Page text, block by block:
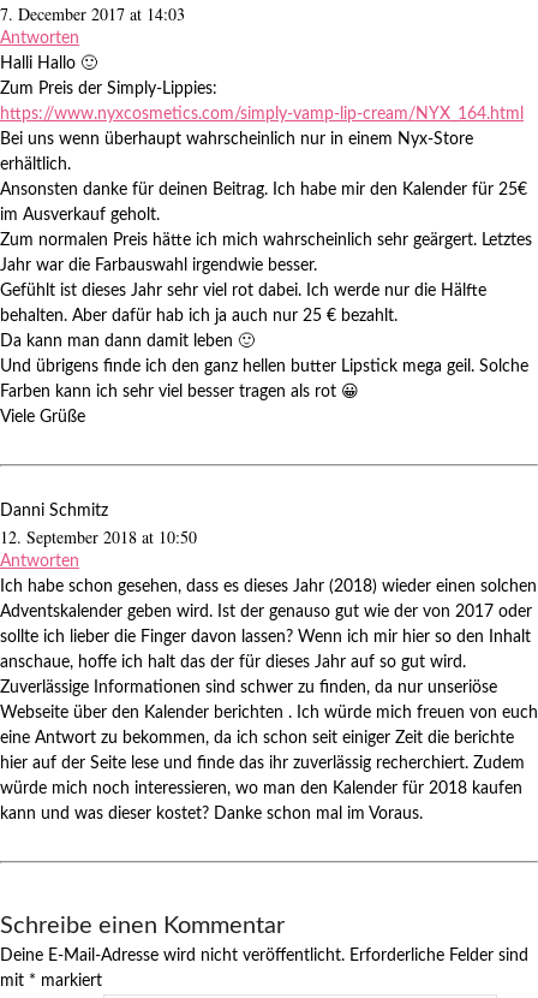
7. December 2017 at 14:03
Antworten
Halli Hallo 🙂
Zum Preis der Simply-Lippies:
https://www.nyxcosmetics.com/simply-vamp-lip-cream/NYX_164.html
Bei uns wenn überhaupt wahrscheinlich nur in einem Nyx-Store
erhältlich.
Ansonsten danke für deinen Beitrag. Ich habe mir den Kalender für 25€
im Ausverkauf geholt.
Zum normalen Preis hätte ich mich wahrscheinlich sehr geärgert. Letztes
Jahr war die Farbauswahl irgendwie besser.
Gefühlt ist dieses Jahr sehr viel rot dabei. Ich werde nur die Hälfte
behalten. Aber dafür hab ich ja auch nur 25 € bezahlt.
Da kann man dann damit leben 🙂
Und übrigens finde ich den ganz hellen butter Lipstick mega geil. Solche
Farben kann ich sehr viel besser tragen als rot 😀
Viele Grüße
Danni Schmitz
12. September 2018 at 10:50
Antworten
Ich habe schon gesehen, dass es dieses Jahr (2018) wieder einen solchen
Adventskalender geben wird. Ist der genauso gut wie der von 2017 oder
sollte ich lieber die Finger davon lassen? Wenn ich mir hier so den Inhalt
anschaue, hoffe ich halt das der für dieses Jahr auf so gut wird.
Zuverlässige Informationen sind schwer zu finden, da nur unseriöse
Webseite über den Kalender berichten . Ich würde mich freuen von euch
eine Antwort zu bekommen, da ich schon seit einiger Zeit die berichte
hier auf der Seite lese und finde das ihr zuverlässig recherchiert. Zudem
würde mich noch interessieren, wo man den Kalender für 2018 kaufen
kann und was dieser kostet? Danke schon mal im Voraus.
Schreibe einen Kommentar
Deine E-Mail-Adresse wird nicht veröffentlicht. Erforderliche Felder sind
mit * markiert